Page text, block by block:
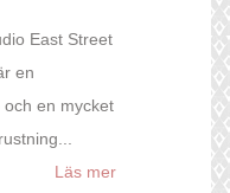
East Street
en
en mycket
Läs mer